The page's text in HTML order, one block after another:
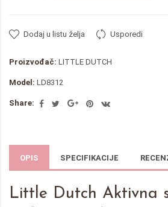
Dodaj u listu želja Usporedi
Proizvođač: LITTLE DUTCH
Model: LD8312
Share:
OPIS SPECIFIKACIJE
Little Dutch Aktivna